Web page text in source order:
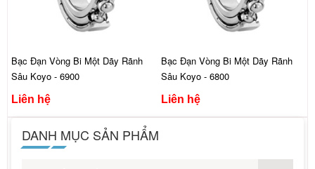
Bạc Đạn Vòng Bi Một Dãy Rãnh
Sâu Koyo - 6900
Liên hệ
Bạc Đạn Vòng Bi Một Dãy Rãnh
Sâu Koyo - 6800
Liên hệ
DANH MỤC SẢN PHẨM